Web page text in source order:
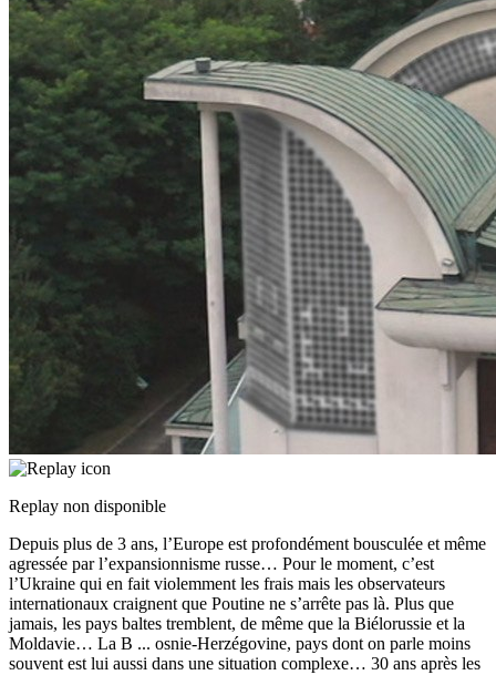
Replay non disponible
Depuis plus de 3 ans, l’Europe est profondément bousculée et même
agressée par l’expansionnisme russe… Pour le moment, c’est
l’Ukraine qui en fait violemment les frais mais les observateurs
internationaux craignent que Poutine ne s’arrête pas là. Plus que
jamais, les pays baltes tremblent, de même que la Biélorussie et la
Moldavie… La B ... osnie-Herzégovine, pays dont on parle moins
souvent est lui aussi dans une situation complexe… 30 ans après les